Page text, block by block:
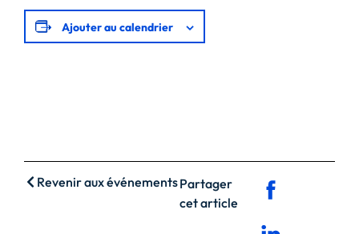
Ajouter au calendrier
Revenir aux événementsPartager
cet article